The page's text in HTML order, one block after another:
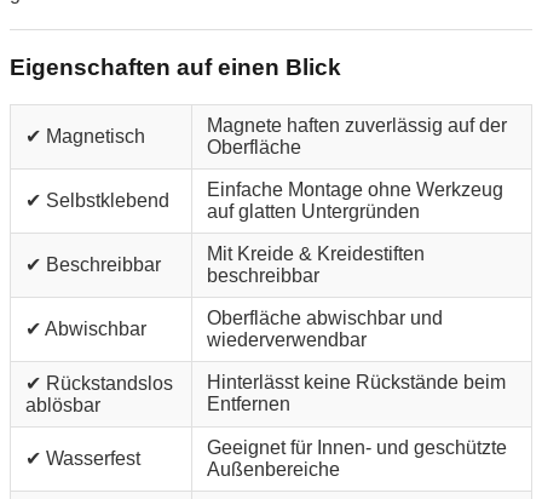
Eigenschaften auf einen Blick
✔ Magnetisch
Magnete haften zuverlässig auf der
Oberfläche
✔ Selbstklebend
Einfache Montage ohne Werkzeug
auf glatten Untergründen
✔ Beschreibbar
Mit Kreide & Kreidestiften
beschreibbar
✔ Abwischbar
Oberfläche abwischbar und
wiederverwendbar
✔ Rückstandslos
ablösbar
Hinterlässt keine Rückstände beim
Entfernen
✔ Wasserfest
Geeignet für Innen- und geschützte
Außenbereiche